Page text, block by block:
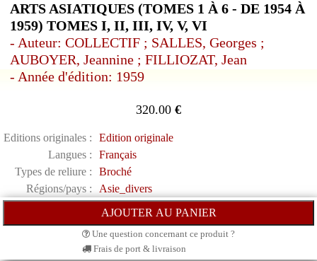
ARTS ASIATIQUES (TOMES 1 À 6 - DE 1954 À
1959) TOMES I, II, III, IV, V, VI
- Auteur: COLLECTIF ; SALLES, Georges ;
AUBOYER, Jeannine ; FILLIOZAT, Jean
- Année d'édition: 1959
320.00 €
Editions originales :
Edition originale
Langues :
Français
Types de reliure :
Broché
Régions/pays :
Asie_divers
Une question concernant ce produit ?
Frais de port & livraison